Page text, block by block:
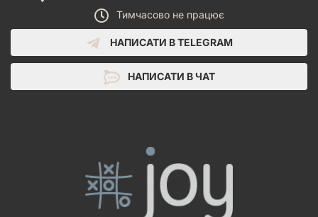
Тимчасово не працює
НАПИСАТИ В TELEGRAM
НАПИСАТИ В ЧАТ